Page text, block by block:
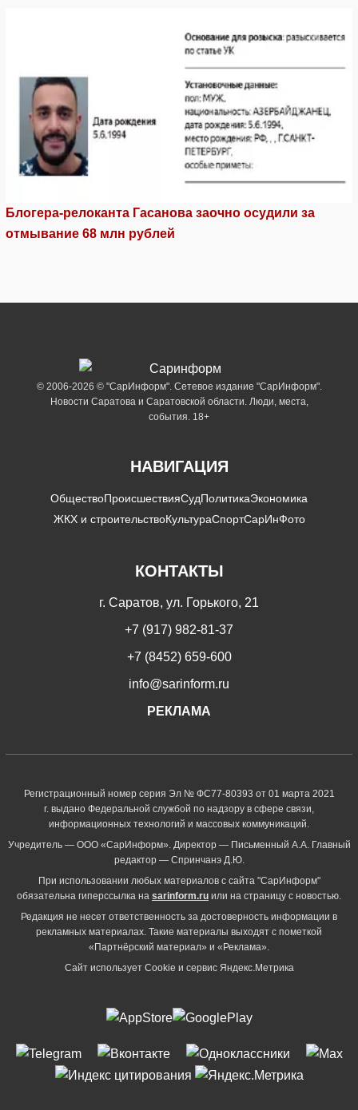
Блогера-релоканта Гасанова заочно осудили за
отмывание 68 млн рублей
© 2006-2026 © "СарИнформ". Сетевое издание "СарИнформ".
Новости Саратова и Саратовской области. Люди, места,
события. 18+
НАВИГАЦИЯ
ОбществоПроисшествияСудПолитикаЭкономика
ЖКХ и строительствоКультураСпортСарИнФото
КОНТАКТЫ
г. Саратов, ул. Горького, 21
+7 (917) 982-81-37
+7 (8452) 659-600
info@sarinform.ru
РЕКЛАМА
Регистрационный номер серия Эл № ФС77-80393 от 01 марта 2021
г. выдано Федеральной службой по надзору в сфере связи,
информационных технологий и массовых коммуникаций.
Учредитель — ООО «СарИнформ». Директор — Письменный А.А. Главный
редактор — Спринчанэ Д.Ю.
При использовании любых материалов с сайта "СарИнформ"
обязательна гиперссылка на sarinform.ru или на страницу с новостью.
Редакция не несет ответственность за достоверность информации в
рекламных материалах. Такие материалы выходят с пометкой
«Партнёрский материал» и «Реклама».
Сайт использует Cookie и сервиc Яндекс.Метрика